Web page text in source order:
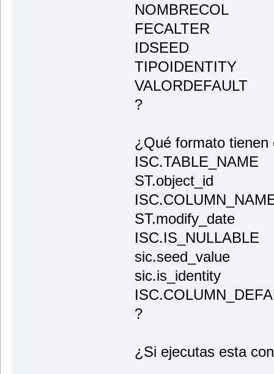
NOMBRECOL
FECALTER
IDSEED
TIPOIDENTITY
VALORDEFAULT
?
¿Qué formato
ISC.TABLE_NAME
ST.object_id
ST.modify_date
ISC.IS_NULLABLE
sic.seed_value
sic.is_identity
?
¿Si ejecutas esta